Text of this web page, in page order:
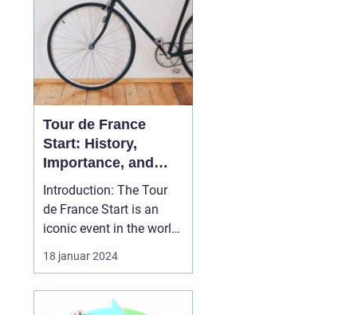
Tour de France
Start: History,
Importance, and
Evolution
Introduction: The Tour
de France Start is an
iconic event in the world
of cycling, captivating
sports and leisure
the globe. This article
18 januar 2024